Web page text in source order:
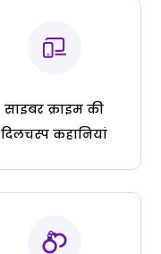
साइबर क्राइम की
दिलचस्प कहानियां